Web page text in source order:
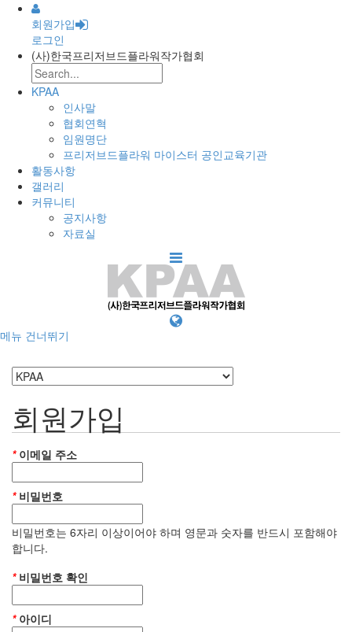
회원가입
로그인
(사)한국프리저브드플라워작가협회
KPAA
인사말
협회연혁
임원명단
프리저브드플라워 마이스터 공인교육기관
활동사항
갤러리
커뮤니티
공지사항
자료실
메뉴 건너뛰기
회원가입
*이메일 주소
*비밀번호
비밀번호는 6자리 이상이어야 하며 영문과 숫자를 반드시 포함해야
합니다.
*비밀번호 확인
*아이디